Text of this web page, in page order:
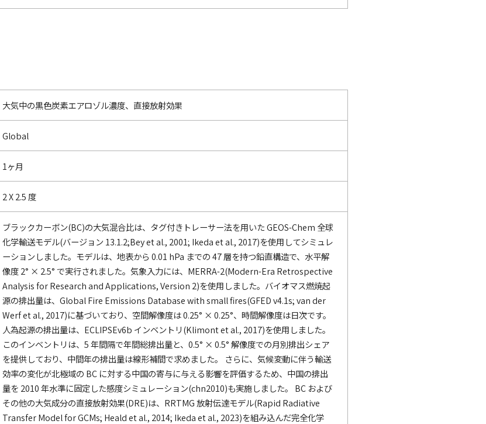
大気中の黒色炭素エアロゾル濃度、直接放射効果
Global
1ヶ月
2 X 2.5 度
ブラックカーボン(BC)の大気混合比は、タグ付きトレーサー法を用いた GEOS-Chem 全球
化学輸送モデル(バージョン 13.1.2;Bey et al., 2001; Ikeda et al., 2017)を使用してシミュレ
ーションしました。モデルは、地表から 0.01 hPa までの 47 層を持つ鉛直構造で、水平解
像度 2° × 2.5° で実行されました。気象入力には、MERRA-2(Modern-Era Retrospective
Analysis for Research and Applications, Version 2)を使用しました。バイオマス燃焼起
源の排出量は、Global Fire Emissions Database with small fires(GFED v4.1s; van der
Werf et al., 2017)に基づいており、空間解像度は 0.25° × 0.25°、時間解像度は日次です。
人為起源の排出量は、ECLIPSEv6b インベントリ(Klimont et al., 2017)を使用しました。
このインベントリは、5 年間隔で年間総排出量と、0.5° × 0.5° 解像度での月別排出シェア
を提供しており、中間年の排出量は線形補間で求めました。 さらに、気候変動に伴う輸送
効率の変化が北極域の BC に対する中国の寄与に与える影響を評価するため、中国の排出
量を 2010 年水準に固定した感度シミュレーション(chn2010)も実施しました。 BC および
その他の大気成分の直接放射効果(DRE)は、RRTMG 放射伝達モデル(Rapid Radiative
Transfer Model for GCMs; Heald et al., 2014; Ikeda et al., 2023)を組み込んだ完全化学